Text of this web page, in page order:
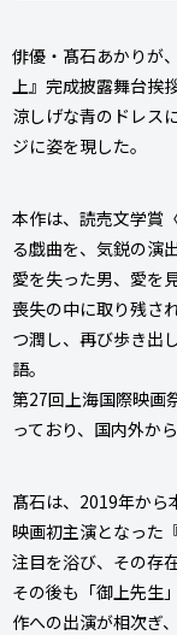
俳優・髙石あかりが
上』完成披露舞台挨
涼しげな青のドレス
ジに姿を現した。
本作は、読売文学賞
る戯曲を、気鋭の演
愛を失った男、愛を
喪失の中に取り残さ
つ潤し、再び歩き出
語。
第27回上海国際映画
っており、国内外か
髙石は、2019年から
映画初主演となった
注目を浴び、その存
その後も「御上先生
作への出演が相次ぎ